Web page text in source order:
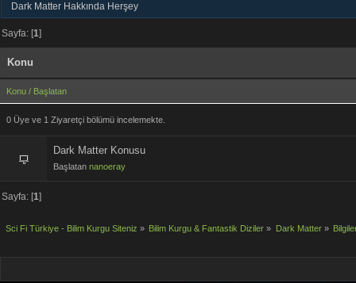
Dark Matter Hakkında Herşey
Sayfa: [1]
Konu
Konu / Başlatan
0 Üye ve 1 Ziyaretçi bölümü incelemekte.
Dark Matter Konusu
Başlatan nanoeray
Sayfa: [1]
Sci Fi Türkiye - Bilim Kurgu Siteniz » Bilim Kurgu & Fantastik Diziler » Dark Matter»